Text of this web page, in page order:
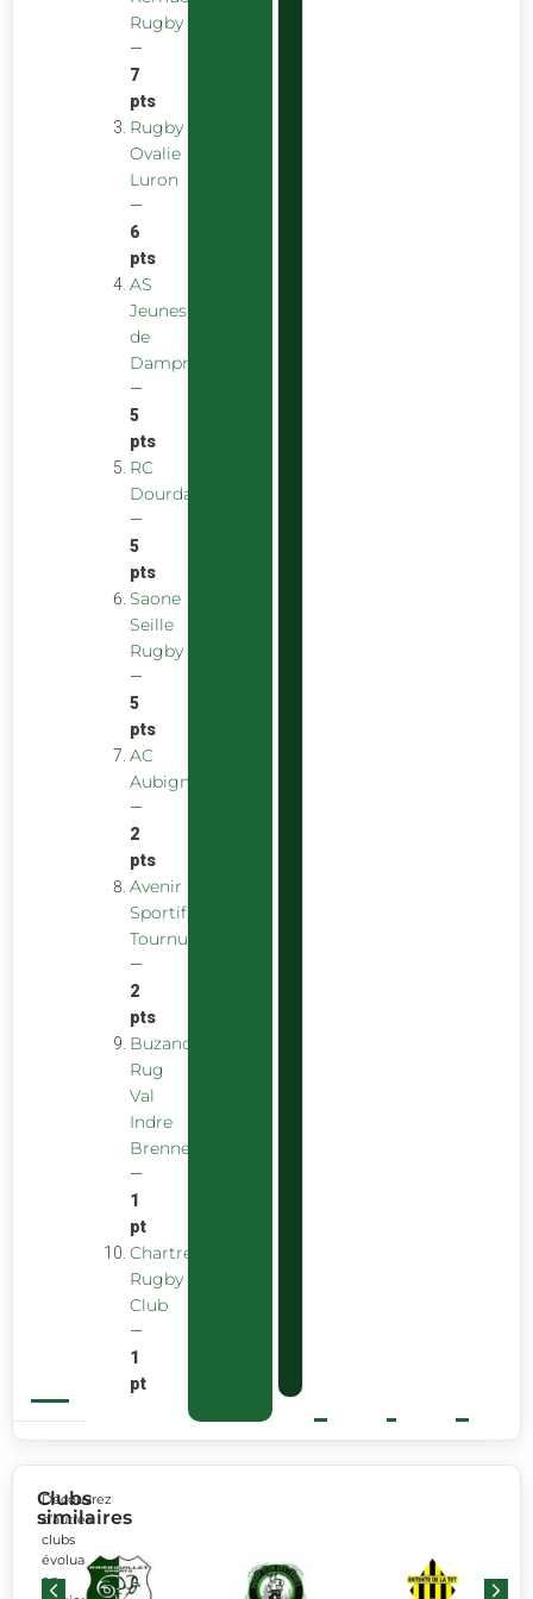
Rugby
—
7
pts
Rugby
Ovalie
Luron
—
6
pts
AS
Jeunes
de
Dampniat
—
5
pts
RC
Dourdan
—
5
pts
Saone
Seille
Rugby
—
5
pts
AC
Aubigny
—
2
pts
Avenir
Sportif
Tournus
—
2
pts
Buzancais
Rug
Val
Indre
Brenne
—
1
pt
Chartreuse
Rugby
Club
—
1
pt
Clubs
similaires
Découvrez
d’autres
clubs
évoluant
en